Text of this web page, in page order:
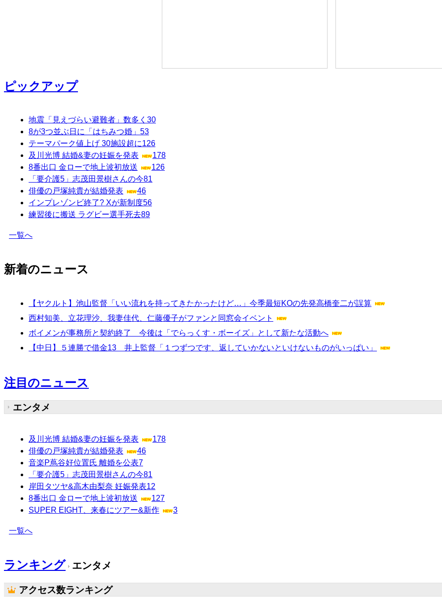
ピックアップ
地震「見えづらい避難者」数多く 30
8が3つ並ぶ日に「はちみつ婚」 53
テーマパーク値上げ 30施設超に126
及川光博 結婚&妻の妊娠を発表
178
8番出口 金ローで地上波初放送
126
「要介護5」志茂田景樹さんの今81
俳優の戸塚純貴が結婚発表
46
インプレゾンビ終了? Xが新制度56
練習後に搬送 ラグビー選手死去89
一覧へ
新着のニュース
【ヤクルト】池山監督「いい流れを持ってきたかったけど…」今季最短KOの先発高橋奎二が誤算
西村知美、立花理沙、我妻佳代、仁藤優子がファンと同窓会イベント
ボイメンが事務所と契約終了 今後は「でらっくす・ボーイズ」として新たな活動へ
【中日】５連勝で借金13 井上監督「１つずつです、返していかないといけないものがいっぱい」
注目のニュース
エンタメ
及川光博 結婚&妻の妊娠を発表
178
俳優の戸塚純貴が結婚発表
46
音楽P蔦谷好位置氏 離婚を公表7
「要介護5」志茂田景樹さんの今81
岸田タツヤ&高木由梨奈 妊娠発表12
8番出口 金ローで地上波初放送
127
SUPER EIGHT、来春にツアー&新作
3
一覧へ
ランキング エンタメ
アクセス数ランキング